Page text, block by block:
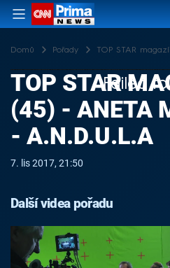
Domů Pořady TOP STAR
Failed
TOP STAR
(45) - ANETA
- A.N.D.U.L.A
7. lis 2017, 21:50
Další videa pořadu